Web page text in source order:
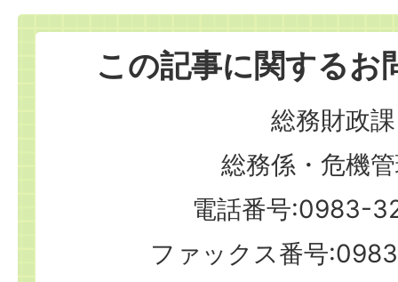
この記事に関するお
総務財政課
総務係・危機
電話番号:0983-
ファックス番号